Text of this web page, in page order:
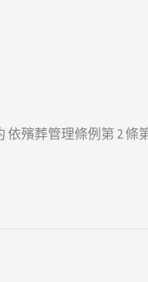
依殯葬管理條例第 2 條